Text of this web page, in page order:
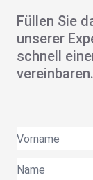
Füllen Sie
unserer
schnell
vereinbaren.